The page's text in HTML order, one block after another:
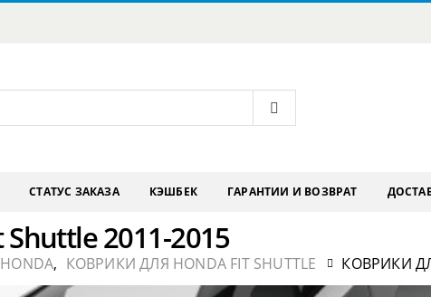
СТАТУС ЗАКАЗА КЭШБЕК ГАРАНТИИ И ВОЗВРАТ
2011-2015
, КОВРИКИ ДЛЯ HONDA FIT SHUTTLE КОВРИКИ